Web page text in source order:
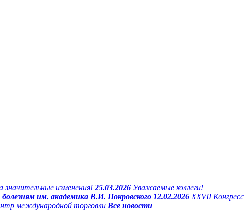
значительные изменения! 25.03.2026 Уважаемые коллеги!
им. академика В.И. Покровского 12.02.2026 XXVII Конгресс
международной торговли Все новости